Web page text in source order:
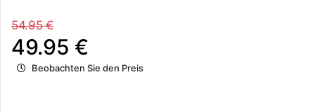
54.95 €
49.95 €
Beobachten Sie den Preis